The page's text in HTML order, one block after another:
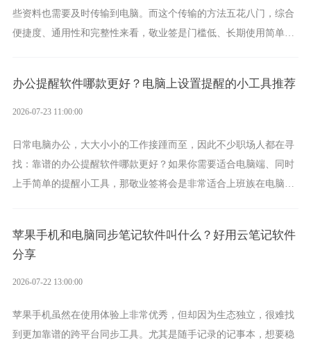
些资料也需要及时传输到电脑。而这个传输的方法五花八门，综合
便捷度、通用性和完整性来看，敬业签是门槛低、长期使用简单的
办公提醒软件哪款更好？电脑上设置提醒的小工具推荐
2026-07-23 11:00:00
日常电脑办公，大大小小的工作接踵而至，因此不少职场人都在寻
找：靠谱的办公提醒软件哪款更好？如果你需要适合电脑端、同时
上手简单的提醒小工具，那敬业签将会是非常适合上班族在电脑上
苹果手机和电脑同步笔记软件叫什么？好用云笔记软件
分享
2026-07-22 13:00:00
苹果手机虽然在使用体验上非常优秀，但却因为生态独立，很难找
到更加靠谱的跨平台同步工具。尤其是随手记录的记事本，想要稳